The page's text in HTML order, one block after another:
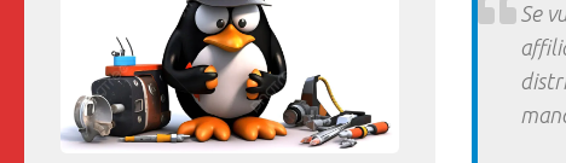
Se